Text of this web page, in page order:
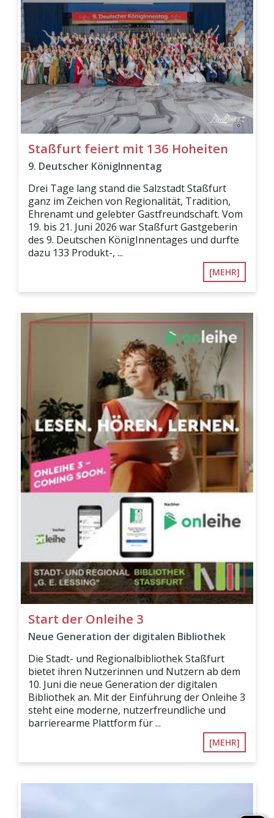
Staßfurt feiert mit 136 Hoheiten
9. Deutscher KönigInnentag
Drei Tage lang stand die Salzstadt Staßfurt
ganz im Zeichen von Regionalität, Tradition,
Ehrenamt und gelebter Gastfreundschaft. Vom
19. bis 21. Juni 2026 war Staßfurt Gastgeberin
des 9. Deutschen KönigInnentages und durfte
dazu 133 Produkt-, ...
[MEHR]
Start der Onleihe 3
Neue Generation der digitalen Bibliothek
Die Stadt- und Regionalbibliothek Staßfurt
bietet ihren Nutzerinnen und Nutzern ab dem
10. Juni die neue Generation der digitalen
Bibliothek an. Mit der Einführung der Onleihe 3
steht eine moderne, nutzerfreundliche und
barrierearme Plattform für ...
[MEHR]